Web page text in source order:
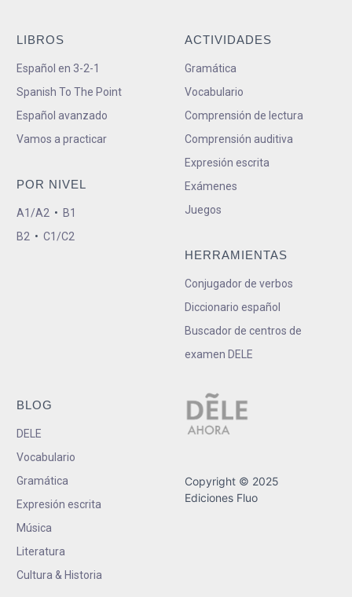
LIBROS
Español en 3-2-1
Spanish To The Point
Español avanzado
Vamos a practicar
POR NIVEL
A1/A2 • B1
B2 • C1/C2
ACTIVIDADES
Gramática
Vocabulario
Comprensión de lectura
Comprensión auditiva
Expresión escrita
Exámenes
Juegos
HERRAMIENTAS
Conjugador de verbos
Diccionario español
Buscador de centros de
examen DELE
BLOG
DELE
Vocabulario
Gramática
Expresión escrita
Música
Literatura
Cultura & Historia
Copyright © 2025
Ediciones Fluo